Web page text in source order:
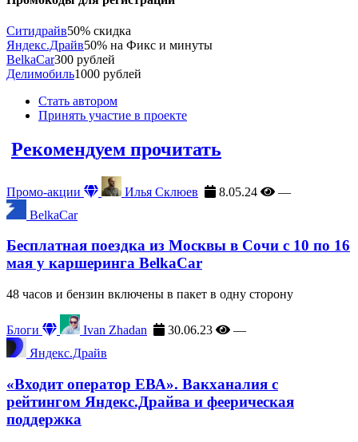
Ситидрайв50% скидка
Яндекс.Драйв50% на Фикс и минуты
BelkaCar300 рублей
Делимобиль1000 рублей
Стать автором
Принять участие в проекте
Рекомендуем прочитать
Промо-акции Илья Склюев 8.05.24
—
BelkaCar
Бесплатная поездка из Москвы в Сочи с 10 по 16
мая у каршеринга BelkaCar
48 часов и бензин включены в пакет в одну сторону
Блоги Ivan Zhadan 30.06.23
—
Яндекс.Драйв
«Входит оператор ЕВА». Вакханалия с
рейтингом Яндекс.Драйва и феерическая
поддержка